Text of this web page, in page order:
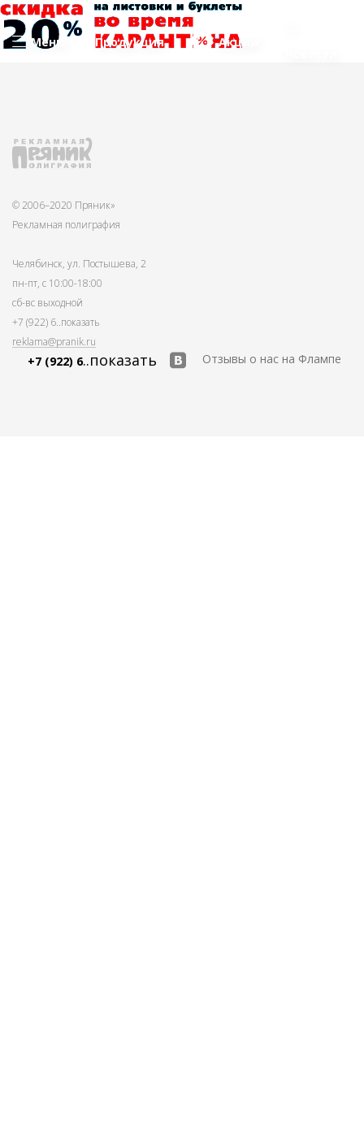
Меню Продукция
Акции
© 2006–2020 Пряник»
Рекламная полиграфия
Челябинск, ул. Постышева, 2
пн-пт, с 10:00-18:00
сб-вс выходной
+7 (922) 6..показать
reklama@pranik.ru
+7 (922) 6..показать Отзывы о нас на Флампе